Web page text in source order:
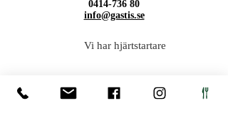
0414-736 80
info@gastis.se
Vi har hjärtstartare
Prenumerera på vårt nyhetsbrev